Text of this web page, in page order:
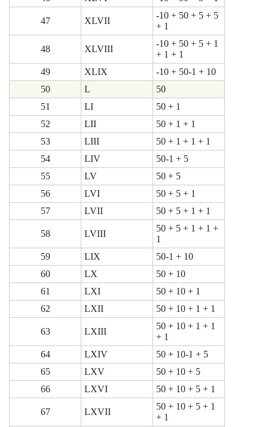
47 XLVII
-10 + 50 + 5 + 5
+ 1
48 XLVIII
-10 + 50 + 5 + 1
+ 1 + 1
49
XLIX
-10 + 50-1 + 10
50
L
50
51
LI
50 + 1
52
LII
50 + 1 + 1
53
LIII
50 + 1 + 1 + 1
54
LIV
50-1 + 5
55
LV
50 + 5
56
LVI
50 + 5 + 1
57
LVII 50 + 5 + 1 + 1
58 LVIII
50 + 5 + 1 + 1 +
1
59
LIX
50-1 + 10
60
LX
50 + 10
61
LXI
50 + 10 + 1
62
LXII 50 + 10 + 1 + 1
63 LXIII
50 + 10 + 1 + 1
+ 1
64
LXIV
50 + 10-1 + 5
65
LXV
50 + 10 + 5
66
LXVI 50 + 10 + 5 + 1
67 LXVII
50 + 10 + 5 + 1
+ 1